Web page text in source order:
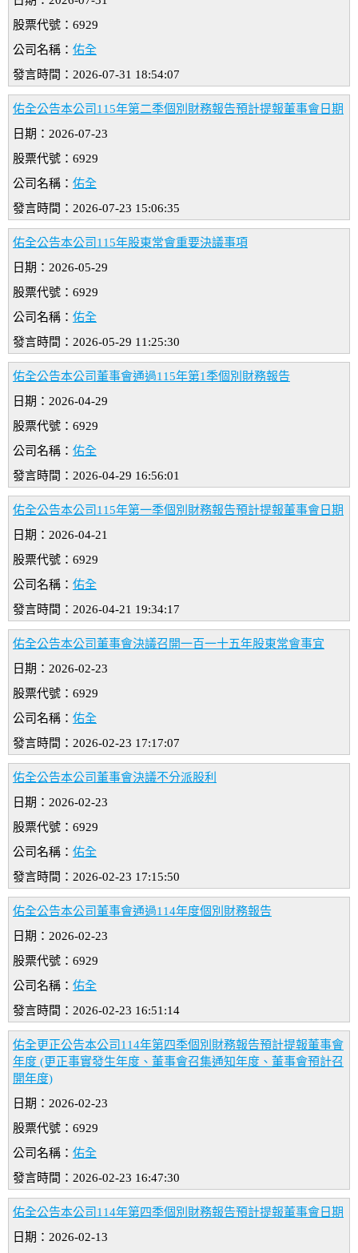
股票代號：6929
公司名稱： 佑全
發言時間：2026-07-31 18:54:07
佑全公告本公司115年第二季個別財務報告預計提報董事會日期
日期：2026-07-23
股票代號：6929
公司名稱： 佑全
發言時間：2026-07-23 15:06:35
佑全公告本公司115年股東常會重要決議事項
日期：2026-05-29
股票代號：6929
公司名稱： 佑全
發言時間：2026-05-29 11:25:30
佑全公告本公司董事會通過115年第1季個別財務報告
日期：2026-04-29
股票代號：6929
公司名稱： 佑全
發言時間：2026-04-29 16:56:01
佑全公告本公司115年第一季個別財務報告預計提報董事會日期
日期：2026-04-21
股票代號：6929
公司名稱： 佑全
發言時間：2026-04-21 19:34:17
佑全公告本公司董事會決議召開一百一十五年股東常會事宜
日期：2026-02-23
股票代號：6929
公司名稱： 佑全
發言時間：2026-02-23 17:17:07
佑全公告本公司董事會決議不分派股利
日期：2026-02-23
股票代號：6929
公司名稱： 佑全
發言時間：2026-02-23 17:15:50
佑全公告本公司董事會通過114年度個別財務報告
日期：2026-02-23
股票代號：6929
公司名稱： 佑全
發言時間：2026-02-23 16:51:14
佑全更正公告本公司114年第四季個別財務報告預計提報董事會
年度 (更正事實發生年度、董事會召集通知年度、董事會預計召
開年度)
日期：2026-02-23
股票代號：6929
公司名稱： 佑全
發言時間：2026-02-23 16:47:30
佑全公告本公司114年第四季個別財務報告預計提報董事會日期
日期：2026-02-13